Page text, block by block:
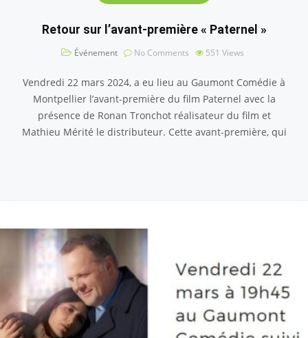
Retour sur l’avant-première « Paternel »
Événement No Comments 551 Views
Vendredi 22 mars 2024, a eu lieu au Gaumont Comédie à
Montpellier l’avant-première du film Paternel avec la
présence de Ronan Tronchot réalisateur du film et
Mathieu Mérité le distributeur. Cette avant-première, qui